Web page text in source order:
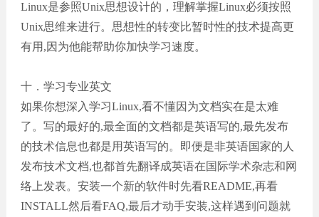
Linux是参照Unix思想设计的，理解掌握Linux必须按照
Unix思维来进行。思想性的转变比暂时性的技术提高更
有用,因为他能帮助你加快学习速度。
十．学习专业英文
如果你想深入学习Linux,看不懂因为文档实在是太难
了。写的最好的,最全面的文档都是英语写的,最先发布
的技术信息也都是用英语写的。即便是非英语国家的人
发布技术文档,也都首先翻译成英语在国际学术杂志和网
络上发表。安装一个新的软件时先看README,再看
INSTALL然后看FAQ,最后才动手安装,这样遇到问题就